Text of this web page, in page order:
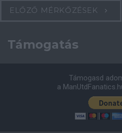
ELŐZŐ MÉRKŐZÉSEK
Támogatás
Támogasd
a